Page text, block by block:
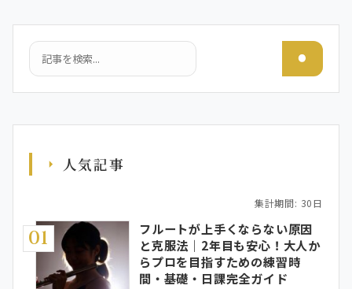
検索
人気記事
集計期間: 30日
01
フルートが上手くならない原因
と克服法｜2年目も安心！大人か
らプロを目指すための練習時
間・基礎・日課完全ガイド